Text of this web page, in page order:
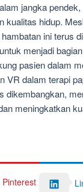
jangka pendek,
kualitas hidup.
ini terus
menjadi
pasien dalam
VR dalam terapi
dikembangkan,
meningkatkan
Pinterest